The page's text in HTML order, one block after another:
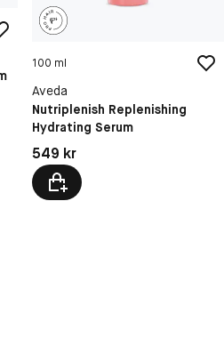
100 ml
Aveda
Nutriplenish Replenishing
Hydrating Serum
Pris: 549 kr
549 kr